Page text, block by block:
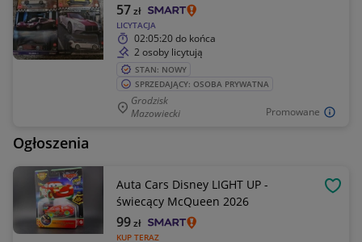
Promowane
LICYTACJA
57zł
02:05:20do końca
2 osoby licytują
STAN: NOWY
SPRZEDAJĄCY: OSOBA PRYWATNA
Grodzisk
Mazowiecki
Ogłoszenia
Auta Cars Disney LIGHT UP -
świecący McQueen 2026
KUP TERAZ
99zł